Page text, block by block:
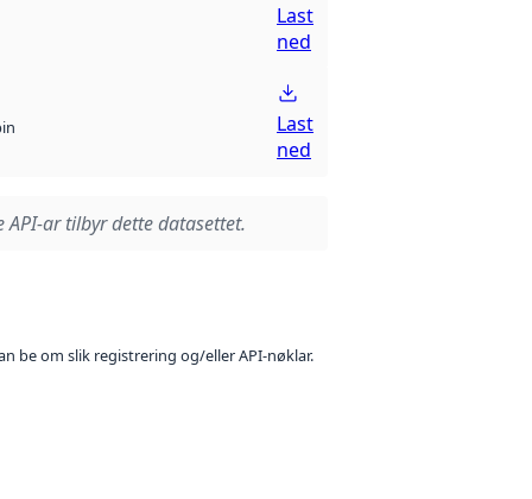
Last
ned
Last
ned
API-ar tilbyr dette datasettet.
be om slik registrering og/eller API-nøklar.